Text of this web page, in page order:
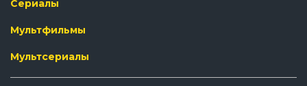
Сериалы
Мультфильмы
Мультсериалы